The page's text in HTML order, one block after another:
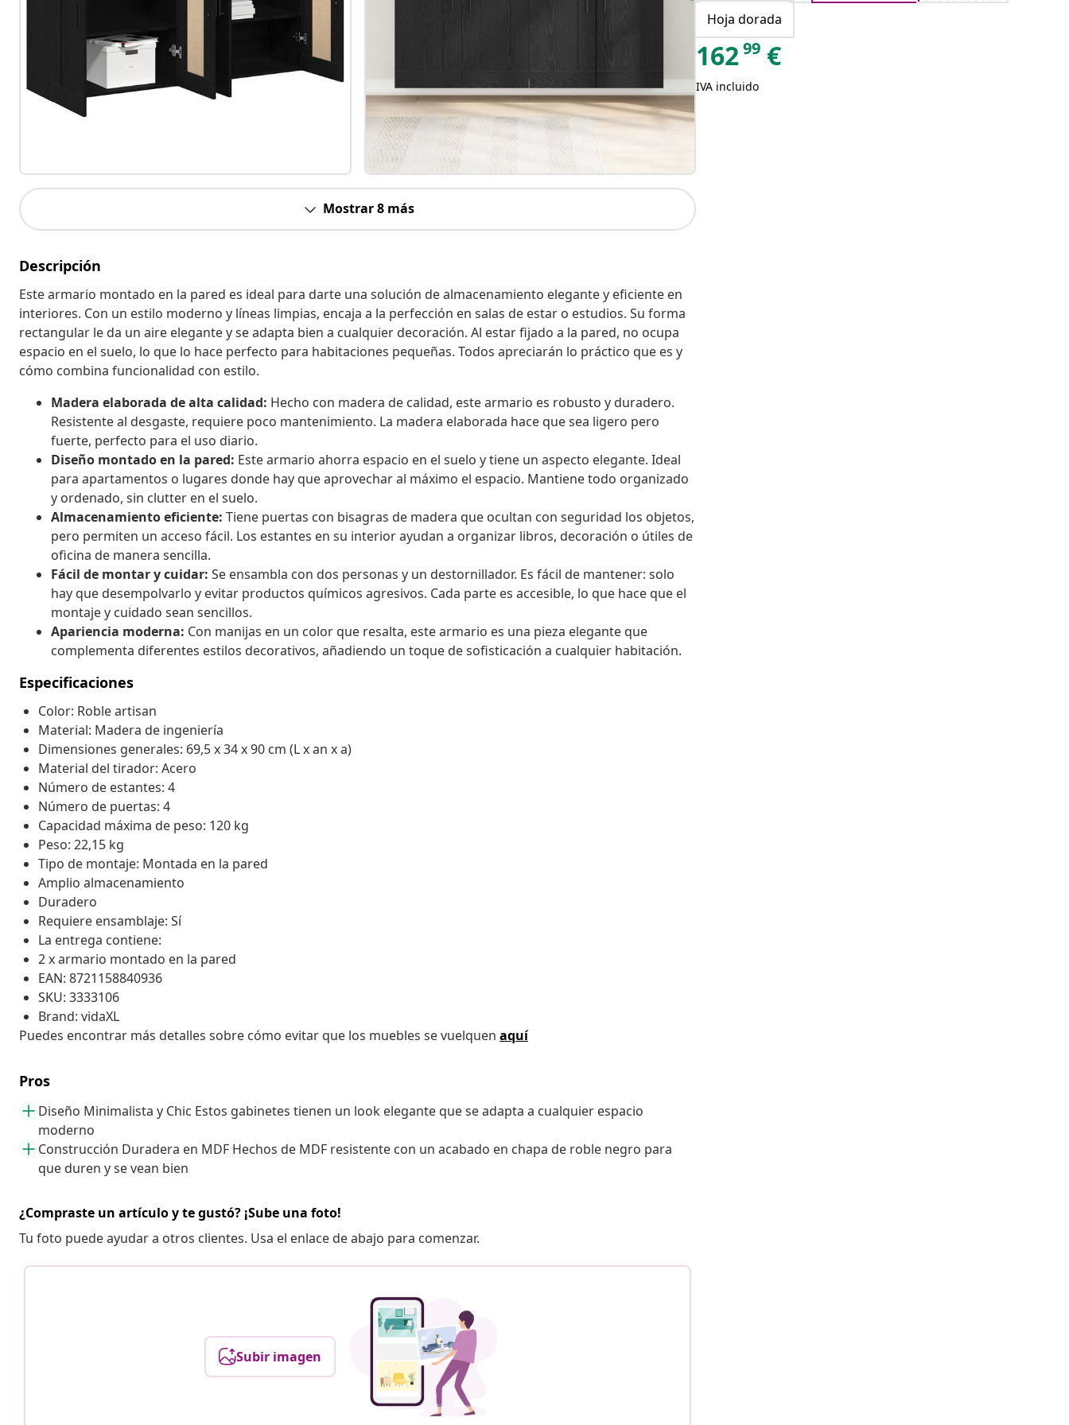
Mostrar 8 más
Descripción
Este armario montado en la pared es ideal para darte una solución de almacenamiento elegante y eficiente en
interiores. Con un estilo moderno y líneas limpias, encaja a la perfección en salas de estar o estudios. Su forma
rectangular le da un aire elegante y se adapta bien a cualquier decoración. Al estar fijado a la pared, no ocupa
espacio en el suelo, lo que lo hace perfecto para habitaciones pequeñas. Todos apreciarán lo práctico que es y
cómo combina funcionalidad con estilo.
Madera elaborada de alta calidad: Hecho con madera de calidad, este armario es robusto y duradero.
Resistente al desgaste, requiere poco mantenimiento. La madera elaborada hace que sea ligero pero
fuerte, perfecto para el uso diario.
Diseño montado en la pared: Este armario ahorra espacio en el suelo y tiene un aspecto elegante. Ideal
para apartamentos o lugares donde hay que aprovechar al máximo el espacio. Mantiene todo organizado
y ordenado, sin clutter en el suelo.
Almacenamiento eficiente: Tiene puertas con bisagras de madera que ocultan con seguridad los objetos,
pero permiten un acceso fácil. Los estantes en su interior ayudan a organizar libros, decoración o útiles de
oficina de manera sencilla.
Fácil de montar y cuidar: Se ensambla con dos personas y un destornillador. Es fácil de mantener: solo
hay que desempolvarlo y evitar productos químicos agresivos. Cada parte es accesible, lo que hace que el
montaje y cuidado sean sencillos.
Apariencia moderna: Con manijas en un color que resalta, este armario es una pieza elegante que
complementa diferentes estilos decorativos, añadiendo un toque de sofisticación a cualquier habitación.
Especificaciones
Color: Roble artisan
Material: Madera de ingeniería
Dimensiones generales: 69,5 x 34 x 90 cm (L x an x a)
Material del tirador: Acero
Número de estantes: 4
Número de puertas: 4
Capacidad máxima de peso: 120 kg
Peso: 22,15 kg
Tipo de montaje: Montada en la pared
Amplio almacenamiento
Duradero
Requiere ensamblaje: Sí
La entrega contiene:
2 x armario montado en la pared
EAN: 8721158840936
SKU: 3333106
Brand: vidaXL
Puedes encontrar más detalles sobre cómo evitar que los muebles se vuelquen aquí
Pros
Diseño Minimalista y Chic Estos gabinetes tienen un look elegante que se adapta a cualquier espacio
moderno
Construcción Duradera en MDF Hechos de MDF resistente con un acabado en chapa de roble negro para
que duren y se vean bien
¿Compraste un artículo y te gustó? ¡Sube una foto!
Tu foto puede ayudar a otros clientes. Usa el enlace de abajo para comenzar.
Subir imagen
Hoja dorada
16299 €
IVA incluido